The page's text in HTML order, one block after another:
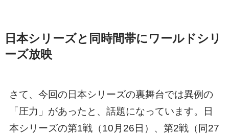
日本シリーズと同時間帯にワールドシリ
ーズ放映
さて、今回の日本シリーズの裏舞台では異例の
「圧力」があったと、話題になっています。日
本シリーズの第1戦（10月26日）、第2戦（同27